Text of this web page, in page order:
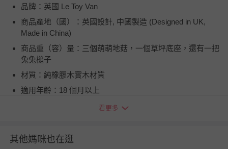
品牌：英國 Le Toy Van
商品產地（國）：英國設計, 中國製造 (Designed in UK,
Made in China)
商品重（容）量：三個萌萌地菇，一個草坪底座，還有一把
兔兔槌子
材質：純橡膠木實木材質
適用年齡：18 個月以上
注意事項：由於英國 Le Toy Van 全系列玩具採純天然橡膠
的現象。
看更多
其他媽咪也在逛